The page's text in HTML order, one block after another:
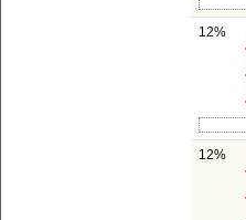
12%
12%